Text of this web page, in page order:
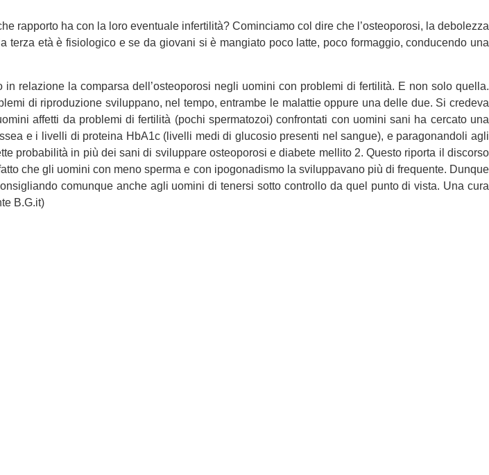
rapporto ha con la loro eventuale infertilità? Cominciamo col dire che l’osteoporosi, la debolezza
età è fisiologico e se da giovani si è mangiato poco latte, poco formaggio, conducendo una
relazione la comparsa dell’osteoporosi negli uomini con problemi di fertilità. E non solo quella.
di riproduzione sviluppano, nel tempo, entrambe le malattie oppure una delle due. Si credeva
affetti da problemi di fertilità (pochi spermatozoi) confrontati con uomini sani ha cercato una
e i livelli di proteina HbA1c (livelli medi di glucosio presenti nel sangue), e paragonandoli agli
probabilità in più dei sani di sviluppare osteoporosi e diabete mellito 2. Questo riporta il discorso
che gli uomini con meno sperma e con ipogonadismo la sviluppavano più di frequente. Dunque
comunque anche agli uomini di tenersi sotto controllo da quel punto di vista. Una cura
B.G.it)